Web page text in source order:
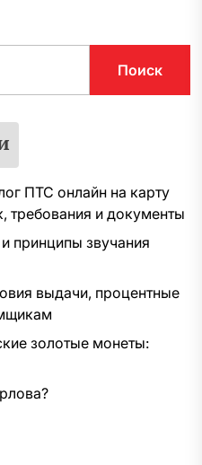
Поиск
ПТС онлайн на карту
требования и документы
принципы звучания
выдачи, процентные
золотые монеты: